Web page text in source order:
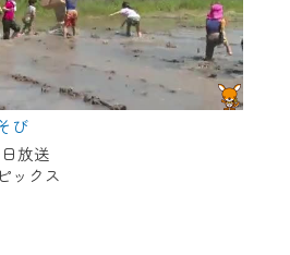
び
日放送
ックス